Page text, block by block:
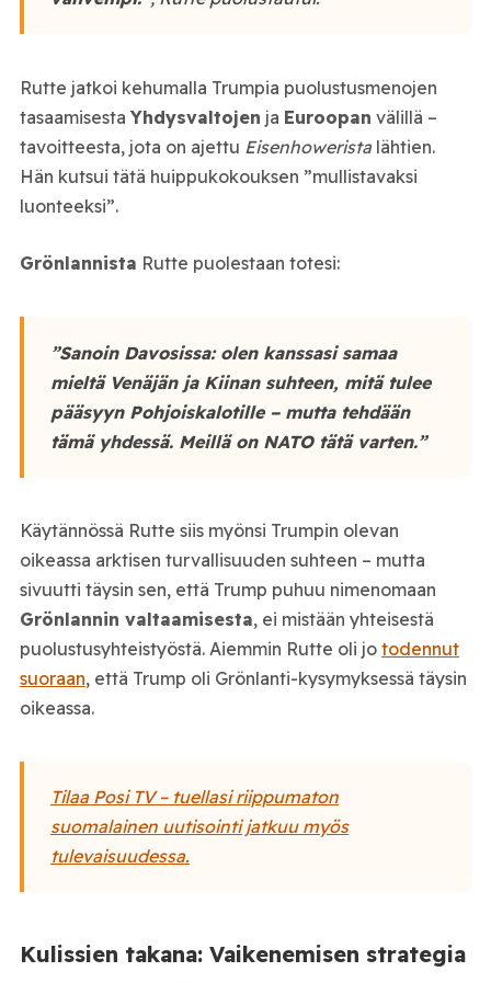
Rutte jatkoi kehumalla Trumpia puolustusmenojen
tasaamisesta Yhdysvaltojen ja Euroopan välillä –
tavoitteesta, jota on ajettu Eisenhoweristalähtien.
Hän kutsui tätä huippukokouksen ”mullistavaksi
luonteeksi”.
Grönlannista Rutte puolestaan totesi:
”Sanoin Davosissa: olen kanssasi samaa
mieltä Venäjän ja Kiinan suhteen, mitä tulee
pääsyyn Pohjoiskalotille – mutta tehdään
tämä yhdessä. Meillä on NATO tätä varten.”
Käytännössä Rutte siis myönsi Trumpin olevan
oikeassa arktisen turvallisuuden suhteen – mutta
sivuutti täysin sen, että Trump puhuu nimenomaan
Grönlannin valtaamisesta, ei mistään yhteisestä
puolustusyhteistyöstä. Aiemmin Rutte oli jo todennut
suoraan, että Trump oli Grönlanti-kysymyksessä täysin
oikeassa.
Tilaa Posi TV – tuellasi riippumaton
suomalainen uutisointi jatkuu myös
tulevaisuudessa.
Kulissien takana: Vaikenemisen strategia